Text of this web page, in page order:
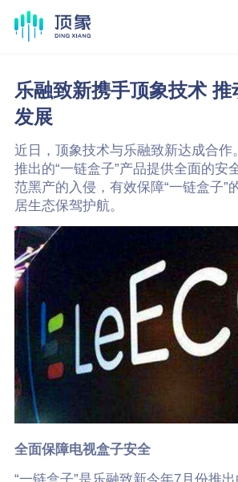
乐融致新携手顶象技术
发展
近日，顶象技术与乐融致新达成合作
推出的“一链盒子”产品提供全面的安
范黑产的入侵，有效保障“一链盒子”
居生态保驾护航。
全面保障电视盒子安全